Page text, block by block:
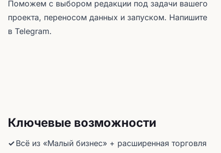
Поможем с выбором редакции под задачи вашего
проекта, переносом данных и запуском. Напишите
в Telegram.
Ключевые возможности
Всё из «Малый бизнес» + расширенная торговля